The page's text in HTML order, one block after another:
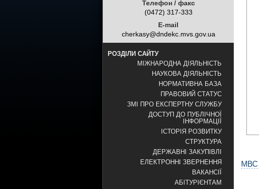
Телефон / факс
(0472) 317-333
E-mail
cherkasy@dndekc.mvs.gov.ua
РОЗДІЛИ САЙТУ
МІЖНАРОДНА ДІЯЛЬНІСТЬ
НАУКОВА ДІЯЛЬНІСТЬ
НОРМАТИВНА БАЗА
ПРАВОВИЙ СТАТУС
ЗМІ ПРО ЕКСПЕРТНУ СЛУЖБУ
ДОСТУП ДО ПУБЛІЧНОЇ
ІНФОРМАЦІЇ
ІСТОРІЯ РОЗВИТКУ
СТРУКТУРА
ДЕРЖАВНІ ЗАКУПІВЛІ
ЕЛЕКТРОННІ ЗВЕРНЕННЯ
ВАКАНСІЇ
АБІТУРІЄНТАМ
МВС